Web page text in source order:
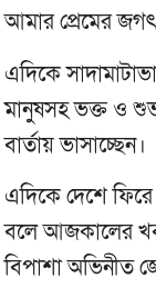
আমার প্রেমের
এদিকে
মানুষসহ ভক্ত ও
বার্তায় ভাসাচ্ছেন।
এদিকে দেশে
বলে আজকালের
বিপাশা অভিনীত